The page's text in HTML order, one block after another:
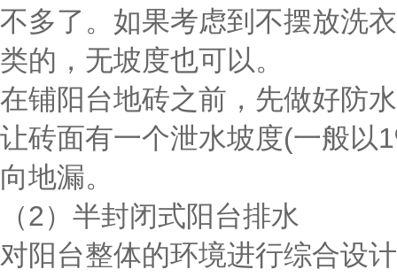
不多了。如果考虑到不摆放洗
类的，无坡度也可以。
在铺阳台地砖之前，先做好防
让砖面有一个泄水坡度(一般以
向地漏。
（2）半封闭式阳台排水
对阳台整体的环境进行综合设